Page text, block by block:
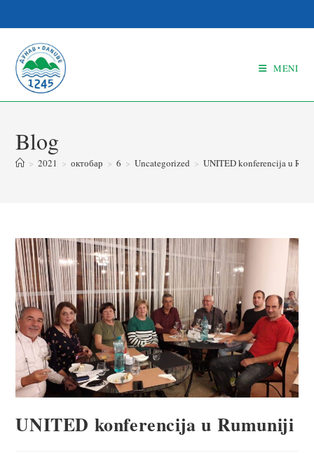
MENI
Blog
> 2021 > октобар > 6 > Uncategorized > UNITED konferencija u
UNITED konferencija u Rumuniji